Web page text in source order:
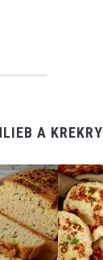
A KREKRY